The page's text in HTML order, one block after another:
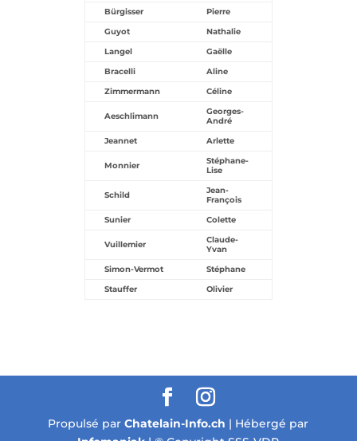
Bürgisser
Pierre
Guyot
Nathalie
Langel
Gaëlle
Bracelli
Aline
Zimmermann
Céline
Aeschlimann
Georges-
André
Jeannet
Arlette
Monnier
Stéphane-
Lise
Schild
Jean-
François
Sunier
Colette
Vuillemier
Claude-
Yvan
Simon-Vermot
Stéphane
Stauffer
Olivier
Propulsé parChatelain-Info.ch | Hébergé par